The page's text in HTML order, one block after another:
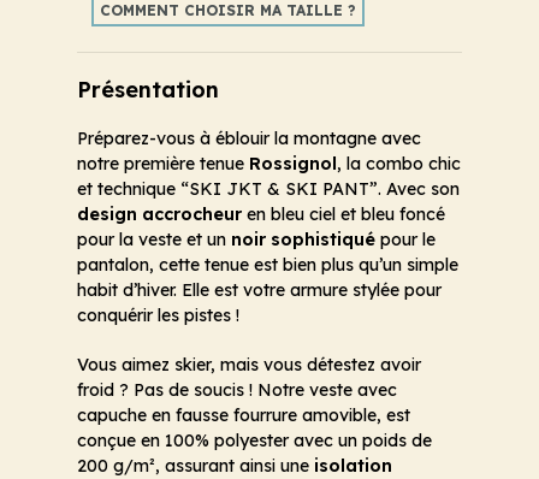
COMMENT CHOISIR MA TAILLE ?
Présentation
Préparez-vous à éblouir la montagne avec
notre première tenue Rossignol, la combo chic
et technique “SKI JKT & SKI PANT”. Avec son
design accrocheur en bleu ciel et bleu foncé
pour la veste et un noir sophistiqué pour le
pantalon, cette tenue est bien plus qu’un simple
habit d’hiver. Elle est votre armure stylée pour
conquérir les pistes !
Vous aimez skier, mais vous détestez avoir
froid ? Pas de soucis ! Notre veste avec
capuche en fausse fourrure amovible, est
conçue en 100% polyester avec un poids de
200 g/m², assurant ainsi une isolation